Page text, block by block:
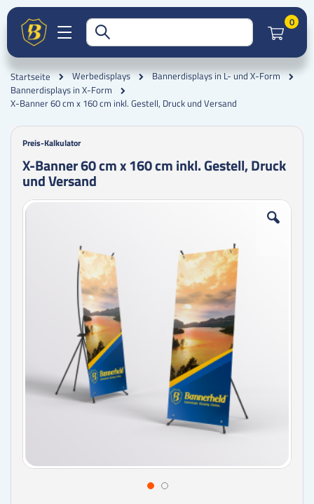
0
Startseite Werbedisplays
Bannerdisplays in L- und X-Form
Bannerdisplays in X-Form
X-Banner 60 cm x 160 cm inkl. Gestell, Druck und Versand
Preis-Kalkulator
X-Banner 60 cm x 160 cm inkl. Gestell, Druck
und Versand
Zum
Zum